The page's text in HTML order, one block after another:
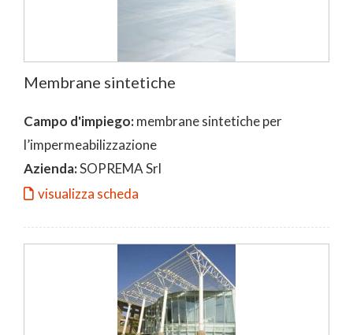
Membrane sintetiche
Campo d'impiego:membrane sintetiche per
l’impermeabilizzazione
Azienda:SOPREMA Srl
visualizza scheda